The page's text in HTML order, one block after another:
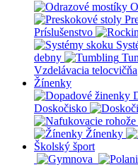
Príslušenstvo
debny
Vzdelávacia telocvičňa
Žínenky
Doskočisko
Žínenky
Školský šport